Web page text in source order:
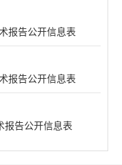
报告公开信息表
报告公开信息表
报告公开信息表